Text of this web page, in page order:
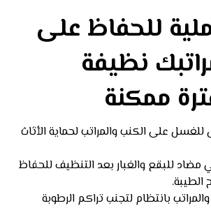
للحفاظ على
نظيفة
ممكنة
على الكنب والمراتب لحماية الأثاث
للبقع والغبار بعد التنظيف للحفاظ
الطيبة.
بانتظام لتجنب تراكم الرطوبة